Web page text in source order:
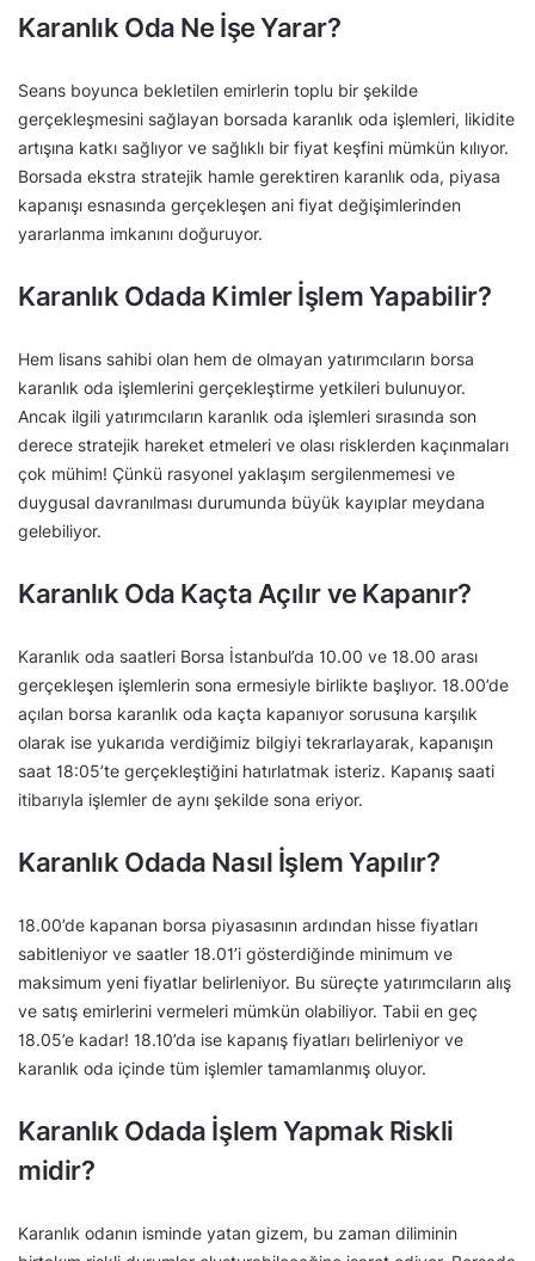
Karanlık Oda Ne İşe Yarar?
Seans boyunca bekletilen emirlerin toplu bir şekilde
gerçekleşmesini sağlayan borsada karanlık oda işlemleri, likidite
artışına katkı sağlıyor ve sağlıklı bir fiyat keşfini mümkün kılıyor.
Borsada ekstra stratejik hamle gerektiren karanlık oda, piyasa
kapanışı esnasında gerçekleşen ani fiyat değişimlerinden
yararlanma imkanını doğuruyor.
Karanlık Odada Kimler İşlem Yapabilir?
Hem lisans sahibi olan hem de olmayan yatırımcıların borsa
karanlık oda işlemlerini gerçekleştirme yetkileri bulunuyor.
Ancak ilgili yatırımcıların karanlık oda işlemleri sırasında son
derece stratejik hareket etmeleri ve olası risklerden kaçınmaları
çok mühim! Çünkü rasyonel yaklaşım sergilenmemesi ve
duygusal davranılması durumunda büyük kayıplar meydana
gelebiliyor.
Karanlık Oda Kaçta Açılır ve Kapanır?
Karanlık oda saatleri Borsa İstanbul’da 10.00 ve 18.00 arası
gerçekleşen işlemlerin sona ermesiyle birlikte başlıyor. 18.00’de
açılan borsa karanlık oda kaçta kapanıyor sorusuna karşılık
olarak ise yukarıda verdiğimiz bilgiyi tekrarlayarak, kapanışın
saat 18:05’te gerçekleştiğini hatırlatmak isteriz. Kapanış saati
itibarıyla işlemler de aynı şekilde sona eriyor.
Karanlık Odada Nasıl İşlem Yapılır?
18.00’de kapanan borsa piyasasının ardından hisse fiyatları
sabitleniyor ve saatler 18.01’i gösterdiğinde minimum ve
maksimum yeni fiyatlar belirleniyor. Bu süreçte yatırımcıların alış
ve satış emirlerini vermeleri mümkün olabiliyor. Tabii en geç
18.05’e kadar! 18.10’da ise kapanış fiyatları belirleniyor ve
karanlık oda içinde tüm işlemler tamamlanmış oluyor.
Karanlık Odada İşlem Yapmak Riskli
midir?
Karanlık odanın isminde yatan gizem, bu zaman diliminin